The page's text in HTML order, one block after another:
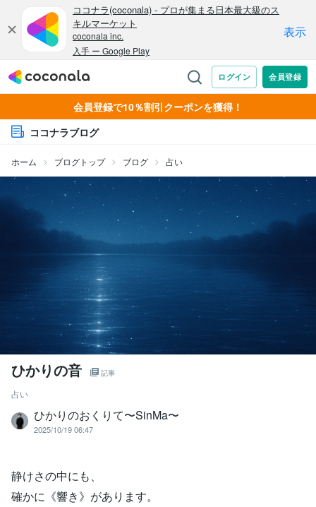
会員登録で10％割引クーポンを獲得！
ココナラブログ
ホーム ブログトップ ブログ 占い
ひかりの音 記事
占い
ひかりのおくりて〜SinMa〜
2025/10/19 06:47
静けさの中にも、
確かに《響き》があります。